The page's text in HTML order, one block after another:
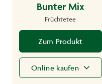
Bunter Mix
Früchtetee
Zum Produkt
Online kaufen